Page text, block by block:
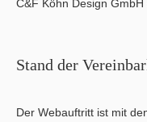
C&F Köhn Design GmbH
Stand der
Der Webauftritt ist mit